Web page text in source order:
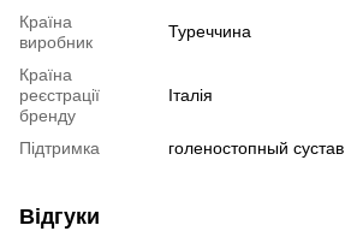
Країна
виробник
Туреччина
Країна
реєстрації
бренду
Італія
Підтримка голеностопный сустав
Відгуки